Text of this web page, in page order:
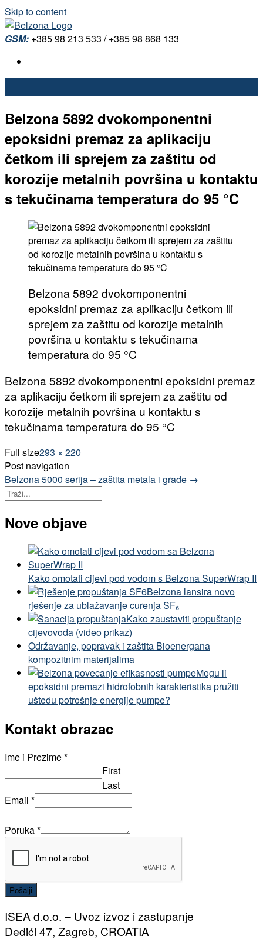
Skip to content
GSM: +385 98 213 533 / +385 98 868 133
Belzona 5892 dvokomponentni
epoksidni premaz za aplikaciju
četkom ili sprejem za zaštitu od
korozije metalnih površina u kontaktu
s tekučinama temperatura do 95 °C
Belzona 5892 dvokomponentni
epoksidni premaz za aplikaciju četkom ili
sprejem za zaštitu od korozije metalnih
površina u kontaktu s tekučinama
temperatura do 95 °C
Belzona 5892 dvokomponentni epoksidni premaz
za aplikaciju četkom ili sprejem za zaštitu od
korozije metalnih površina u kontaktu s
tekučinama temperatura do 95 °C
Full size293 × 220
Post navigation
Belzona 5000 serija – zaštita metala i građe →
Nove objave
Kako omotati cijevi pod vodom s Belzona SuperWrap II
Belzona lansira novo
rješenje za ublažavanje curenja SF₆
Kako zaustaviti propuštanje
cijevovoda (video prikaz)
Održavanje, popravak i zaštita Bioenergana
kompozitnim materijalima
Mogu li
epoksidni premazi hidrofobnih karakteristika pružiti
uštedu potrošnje energije pumpe?
Kontakt obrazac
Ime i Prezime*
First
Last
Email *
Poruka*
Pošalji
ISEA d.o.o. – Uvoz izvoz i zastupanje
Dedići 47, Zagreb, CROATIA